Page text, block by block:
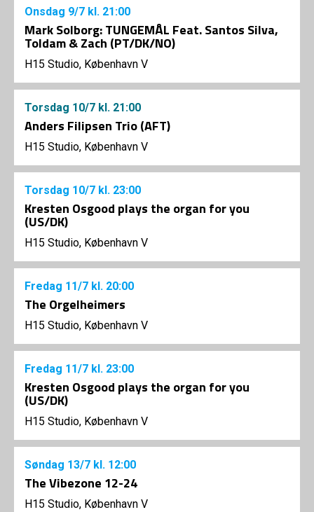
Onsdag 9/7 kl. 21:00
Mark Solborg: TUNGEMÅL Feat. Santos Silva,
Toldam & Zach (PT/DK/NO)
H15 Studio, København V
Torsdag 10/7 kl. 21:00
Anders Filipsen Trio (AFT)
H15 Studio, København V
Torsdag 10/7 kl. 23:00
Kresten Osgood plays the organ for you
(US/DK)
H15 Studio, København V
Fredag 11/7 kl. 20:00
The Orgelheimers
H15 Studio, København V
Fredag 11/7 kl. 23:00
Kresten Osgood plays the organ for you
(US/DK)
H15 Studio, København V
Søndag 13/7 kl. 12:00
The Vibezone 12-24
H15 Studio, København V